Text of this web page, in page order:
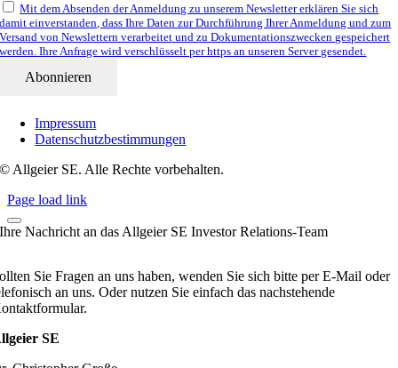
Mit dem Absenden der Anmeldung zu unserem Newsletter erklären Sie sich
damit einverstanden, dass Ihre Daten zur Durchführung Ihrer Anmeldung und zum
Versand von Newslettern verarbeitet und zu Dokumentationszwecken gespeichert
werden. Ihre Anfrage wird verschlüsselt per https an unseren Server gesendet.
Impressum
Datenschutzbestimmungen
© Allgeier SE. Alle Rechte vorbehalten.
Page load link
Ihre Nachricht an das Allgeier SE Investor Relations-Team
Sie Fragen an uns haben, wenden Sie sich bitte per E-Mail oder
an uns. Oder nutzen Sie einfach das nachstehende
SE